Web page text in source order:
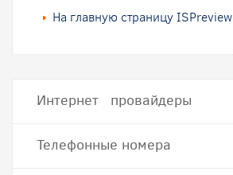
На главную страницу ISPreview
Интернет провайдеры
Телефонные номера